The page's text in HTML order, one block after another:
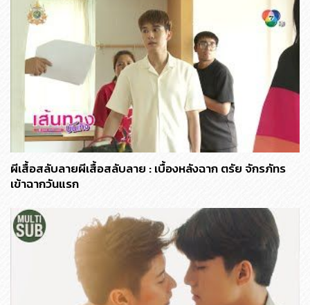
ผีเสื้อสลับลายผีเสื้อสลับลาย : เบื้องหลังฉาก ตรัย จักรภัทร
เข้าฉากวันแรก